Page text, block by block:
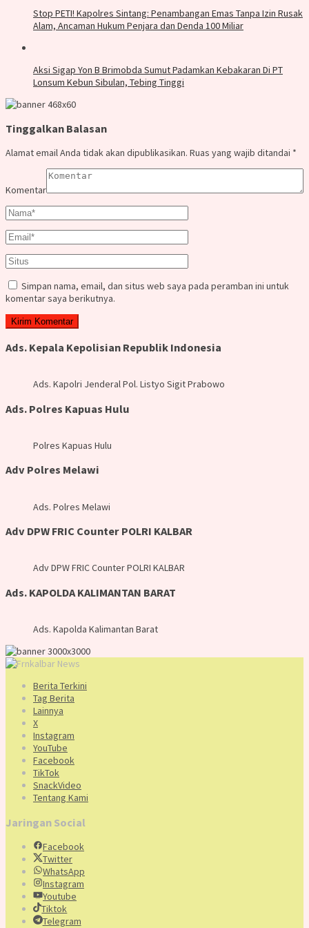
Stop PETI! Kapolres Sintang: Penambangan Emas Tanpa Izin Rusak
Alam, Ancaman Hukum Penjara dan Denda 100 Miliar
Aksi Sigap Yon B Brimobda Sumut Padamkan Kebakaran Di PT
Lonsum Kebun Sibulan, Tebing Tinggi
Tinggalkan Balasan
Alamat email Anda tidak akan dipublikasikan. Ruas yang wajib ditandai *
Komentar
Simpan nama, email, dan situs web saya pada peramban ini untuk
komentar saya berikutnya.
Ads. Kepala Kepolisian Republik Indonesia
Ads. Kapolri Jenderal Pol. Listyo Sigit Prabowo
Ads. Polres Kapuas Hulu
Polres Kapuas Hulu
Adv Polres Melawi
Ads. Polres Melawi
Adv DPW FRIC Counter POLRI KALBAR
Adv DPW FRIC Counter POLRI KALBAR
Ads. KAPOLDA KALIMANTAN BARAT
Ads. Kapolda Kalimantan Barat
Berita Terkini
Tag Berita
Lainnya
X
Instagram
YouTube
Facebook
TikTok
SnackVideo
Tentang Kami
Jaringan Social
Facebook
Twitter
WhatsApp
Instagram
Youtube
Tiktok
Telegram